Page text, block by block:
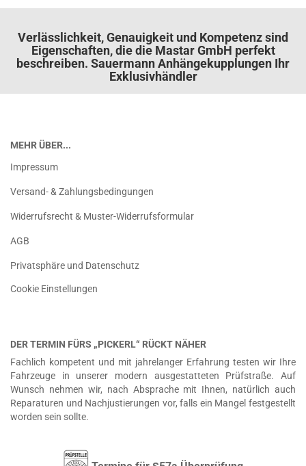
Verlässlichkeit, Genauigkeit und Kompetenz sind
Eigenschaften, die die Mastar GmbH perfekt
beschreiben. Sauermann Anhängekupplungen Ihr
Exklusivhändler
MEHR ÜBER...
Impressum
Versand- & Zahlungsbedingungen
Widerrufsrecht & Muster-Widerrufsformular
AGB
Privatsphäre und Datenschutz
Cookie Einstellungen
DER TERMIN FÜRS „PICKERL“ RÜCKT NÄHER
Fachlich kompetent und mit jahrelanger Erfahrung testen wir Ihre
Fahrzeuge in unserer modern ausgestatteten Prüfstraße. Auf
Wunsch nehmen wir, nach Absprache mit Ihnen, natürlich auch
Reparaturen und Nachjustierungen vor, falls ein Mangel festgestellt
worden sein sollte.